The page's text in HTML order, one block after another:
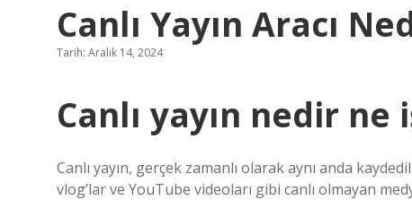
Canlı Yayın Aracı
Tarih: Aralık 14, 2024
Canlı yayın nedir ne
Canlı yayın, gerçek zamanlı olarak aynı anda
vlog’lar ve YouTube videoları gibi canlı olmayan